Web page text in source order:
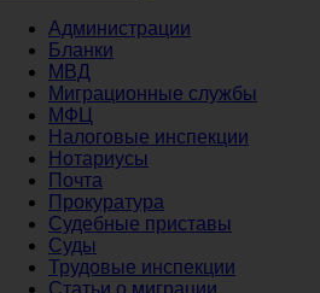
Администрации
Бланки
МВД
Миграционные службы
МФЦ
Налоговые инспекции
Нотариусы
Почта
Прокуратура
Судебные приставы
Суды
Трудовые инспекции